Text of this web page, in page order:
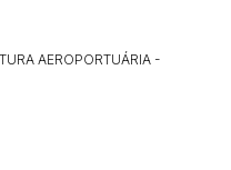
AEROPORTUÁRIA -